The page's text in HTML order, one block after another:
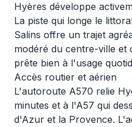
Hyères développe
La piste qui longe le
Salins offre un trajet
modéré du centre-ville et
prête bien à l'usage
Accès routier et aérien
L'autoroute A570 relie
minutes et à l'A57 qui
d'Azur et la Provence.